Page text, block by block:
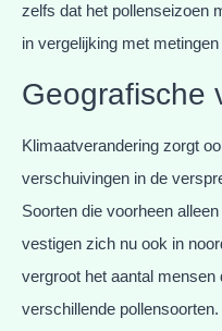
zelfs dat het pollenseizoen
in vergelijking met
Geografische
Klimaatverandering zorgt
verschuivingen in de
Soorten die voorheen
vestigen zich nu ook in
vergroot het aantal mensen
verschillende pollensoorten.